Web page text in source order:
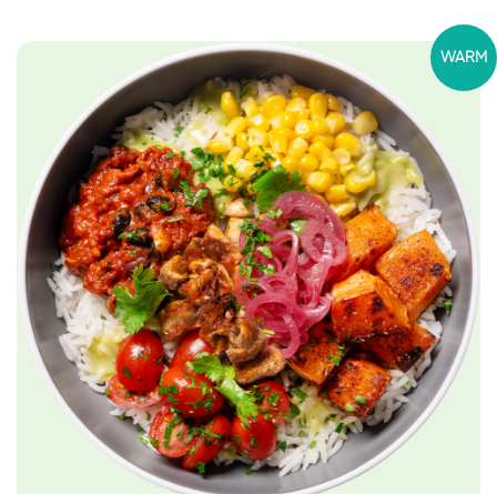
WARM